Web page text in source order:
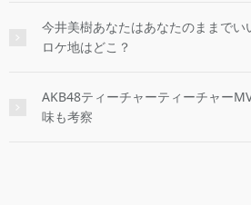
今井美樹あなたはあなたのままで
ロケ地はどこ？
AKB48ティーチャーティーチャー
味も考察